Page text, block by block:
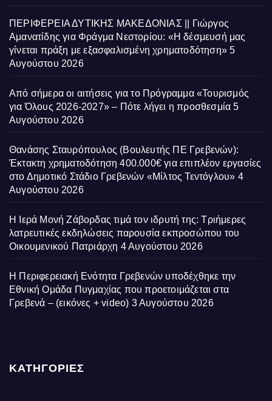
ΠΕΡΙΦΕΡΕΙΑ ΔΥΤΙΚΗΣ ΜΑΚΕΔΟΝΙΑΣ || Γιώργος
Αμανατίδης για Φράγμα Νεστορίου: «Η δέσμευσή μας
γίνεται πράξη με εξασφαλισμένη χρηματοδότηση» 5
Αυγούστου 2026
Από σήμερα οι αιτήσεις για το Πρόγραμμα «Τουρισμός
για Όλους 2026-2027» – Πότε λήγει η προσθεσμία 5
Αυγούστου 2026
Θανάσης Σταυρόπουλος (Βουλευτής ΠΕ Γρεβενών):
Έκτακτη χρηματοδότηση 400.000€ για επιπλέον εργασίες
στο Δημοτικό Στάδιο Γρεβενών «Μίλτος Τεντόγλου» 4
Αυγούστου 2026
Η Ιερά Μονή Ζάβορδας τιμά τον ιδρυτή της: Τριήμερες
λατρευτικές εκδηλώσεις παρουσία εκπροσώπου του
Οικουμενικού Πατριάρχη 4 Αυγούστου 2026
Η Περιφερειακή Ενότητα Γρεβενών υποδέχθηκε την
Εθνική Ομάδα Πυγμαχίας που προετοιμάζεται στα
Γρεβενά – (εικόνες + video) 3 Αυγούστου 2026
ΚΑΤΗΓΟΡΙΕΣ